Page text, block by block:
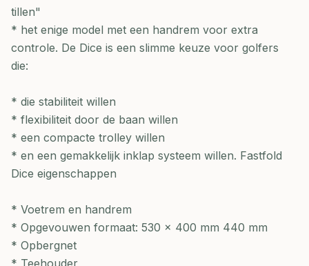
tillen"
* het enige model met een handrem voor extra
controle. De Dice is een slimme keuze voor golfers
die:
* die stabiliteit willen
* flexibiliteit door de baan willen
* een compacte trolley willen
* en een gemakkelijk inklap systeem willen. Fastfold
Dice eigenschappen
* Voetrem en handrem
* Opgevouwen formaat: 530 x 400 mm 440 mm
* Opbergnet
* Teehouder